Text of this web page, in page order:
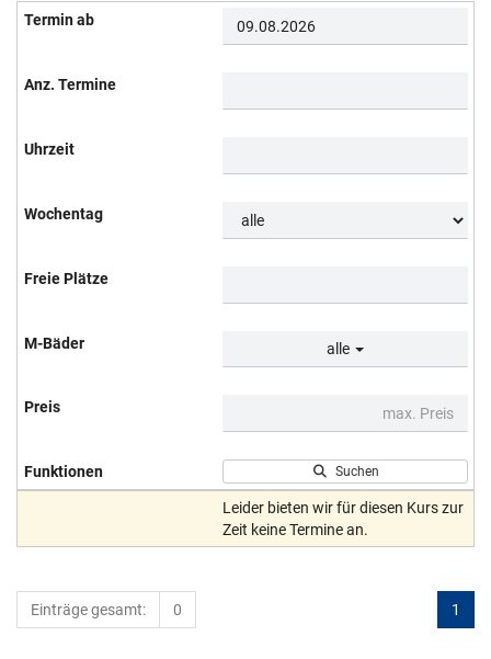
alle
Suchen
Leider bieten wir für diesen Kurs zur
Zeit keine Termine an.
1
Einträge gesamt: 0